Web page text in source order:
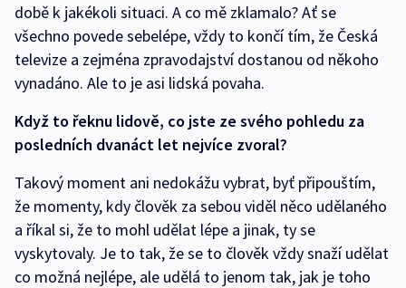
době k jakékoli situaci. A co mě zklamalo? Ať se
všechno povede sebelépe, vždy to končí tím, že Česká
televize a zejména zpravodajství dostanou od někoho
vynadáno. Ale to je asi lidská povaha.
Když to řeknu lidově, co jste ze svého pohledu za
posledních dvanáct let nejvíce zvoral?
Takový moment ani nedokážu vybrat, byť připouštím,
že momenty, kdy člověk za sebou viděl něco udělaného
a říkal si, že to mohl udělat lépe a jinak, ty se
vyskytovaly. Je to tak, že se to člověk vždy snaží udělat
co možná nejlépe, ale udělá to jenom tak, jak je toho